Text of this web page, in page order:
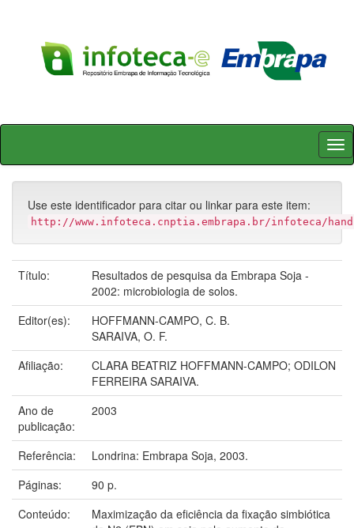
Skip
Use este identificador para citar ou linkar para este item:
http://www.infoteca.cnptia.embrapa.br/infoteca/
Título:
Resultados de pesquisa da Embrapa Soja -
2002: microbiologia de solos.
Editor(es):
HOFFMANN-CAMPO, C. B.
SARAIVA, O. F.
Afiliação:
CLARA BEATRIZ HOFFMANN-CAMPO; ODILON
FERREIRA SARAIVA.
Ano de
publicação:
2003
Referência:
Londrina: Embrapa Soja, 2003.
Páginas:
90 p.
Conteúdo:
Maximização da eficiência da fixação simbiótica